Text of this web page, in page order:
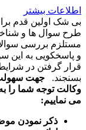
اطلاعات بیشتر
بی شک اولین قدم
طرح سوال ها و
مستلزم بررسی
و پاسخکویی به این
قرار گرفتن در
بسنجند.
وکالت توجه شما را
می نماییم:
ذکر نمودن